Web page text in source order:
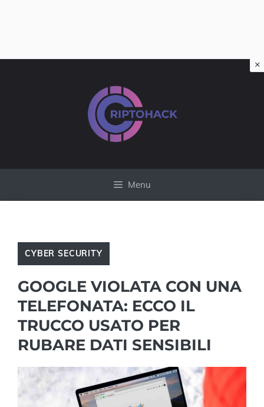
Menu
CYBER SECURITY
GOOGLE VIOLATA CON UNA
TELEFONATA: ECCO IL
TRUCCO USATO PER
RUBARE DATI SENSIBILI
×